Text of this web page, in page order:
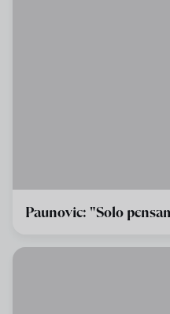
Paunovic: "Solo